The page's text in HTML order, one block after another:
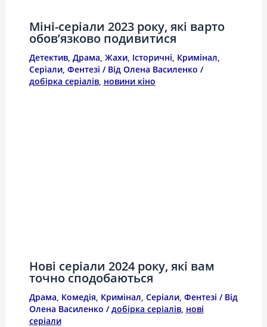
Міні-серіали 2023 року, які варто
обов’язково подивитися
Детектив, Драма, Жахи, Історичні, Кримінал,
Серіали, Фентезі / Від Олена Василенко /
добірка серіалів, новини кіно
Нові серіали 2024 року, які вам
точно сподобаються
Драма, Комедія, Кримінал, Серіали, Фентезі / Від
Олена Василенко /добірка серіалів, нові
серіали